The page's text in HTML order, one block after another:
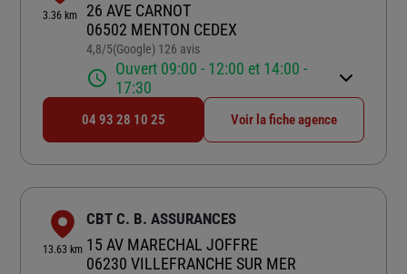
3.36 km
26 AVE CARNOT
06502 MENTON CEDEX
4,8/5Note de 4.8 sur 5
(Google) 126 avis
Ouvert 09:00 - 12:00 et 14:00 -
17:30
04 93 28 10 25 Voir la fiche agence
13.63 km
CBT C. B. ASSURANCES
15 AV MARECHAL JOFFRE
06230 VILLEFRANCHE SUR MER